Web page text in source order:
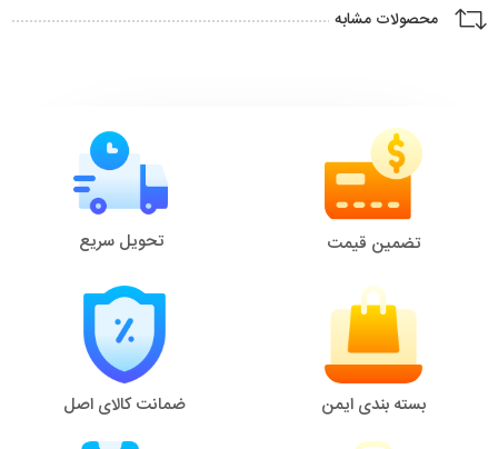
محصولات مشابه
تضمین قیمت تحویل سریع
بسته بندی ایمن ضمانت کالای اصل